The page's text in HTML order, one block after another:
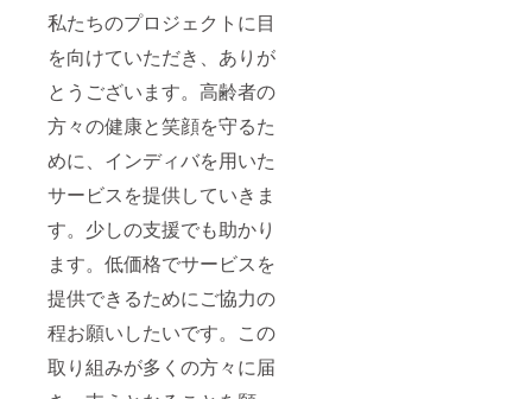
私たちのプロジェクトに目
を向けていただき、ありが
とうございます。高齢者の
方々の健康と笑顔を守るた
めに、インディバを用いた
サービスを提供していきま
す。少しの支援でも助かり
ます。低価格でサービスを
提供できるためにご協力の
程お願いしたいです。この
取り組みが多くの方々に届